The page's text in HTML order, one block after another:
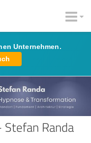
Unternehmen.
Randa